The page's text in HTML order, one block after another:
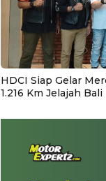
HDCI Siap Gelar
1.216 Km Jelajah Bali